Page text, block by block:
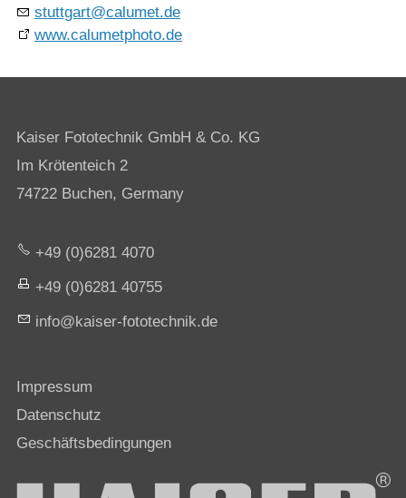
stuttgart@calumet.de
www.calumetphoto.de
Kaiser Fototechnik GmbH & Co. KG
Im Krötenteich 2
74722 Buchen, Germany
+49 (0)6281 4070
+49 (0)6281 40755
nf
k s r-f t t chn k d
Impressum
Datenschutz
Geschäftsbedingungen